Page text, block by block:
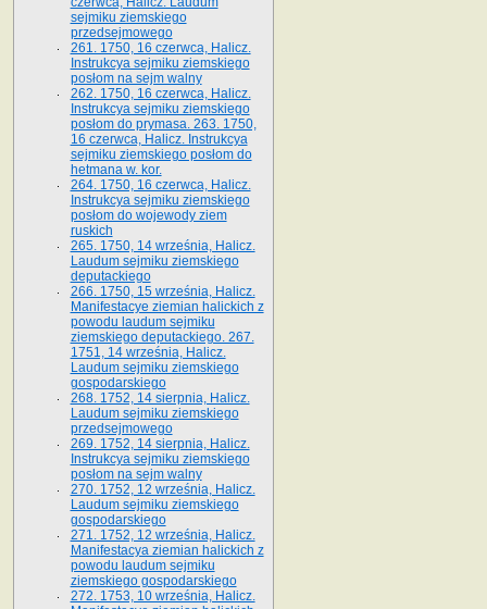
sejmiku ziemskiego
przedsejmowego
261. 1750, 16 czerwca, Halicz.
Instrukcya sejmiku ziemskiego
posłom na sejm walny
262. 1750, 16 czerwca, Halicz.
Instrukcya sejmiku ziemskiego
posłom do prymasa. 263. 1750,
16 czerwca, Halicz. Instrukcya
sejmiku ziemskiego posłom do
hetmana w. kor.
264. 1750, 16 czerwca, Halicz.
Instrukcya sejmiku ziemskiego
posłom do wojewody ziem
ruskich
265. 1750, 14 września, Halicz.
Laudum sejmiku ziemskiego
deputackiego
266. 1750, 15 września, Halicz.
Manifestacye ziemian halickich z
powodu laudum sejmiku
ziemskiego deputackiego. 267.
1751, 14 września, Halicz.
Laudum sejmiku ziemskiego
gospodarskiego
268. 1752, 14 sierpnia, Halicz.
Laudum sejmiku ziemskiego
przedsejmowego
269. 1752, 14 sierpnia, Halicz.
Instrukcya sejmiku ziemskiego
posłom na sejm walny
270. 1752, 12 września, Halicz.
Laudum sejmiku ziemskiego
gospodarskiego
271. 1752, 12 września, Halicz.
Manifestacya ziemian halickich z
powodu laudum sejmiku
ziemskiego gospodarskiego
272. 1753, 10 września, Halicz.